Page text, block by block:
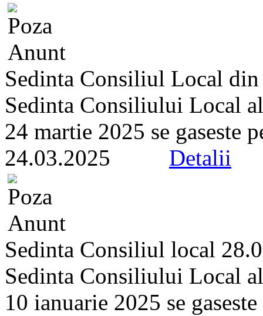
Sedinta Consiliul Local
Sedinta Consiliului Local
24 martie 2025 se gaseste
24.03.2025 Detalii
Sedinta Consiliul local
Sedinta Consiliului Local
10 ianuarie 2025 se